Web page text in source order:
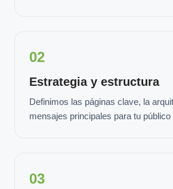
02
Estrategia y estructura
Definimos las páginas clave, la
mensajes principales para tu público
03